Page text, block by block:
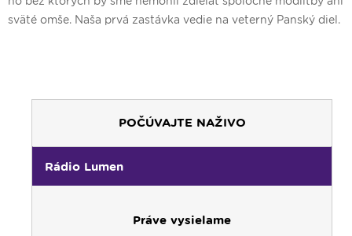
sväté omše. Naša prvá zastávka vedie na veterný Panský diel.
POČÚVAJTE NAŽIVO
Rádio Lumen
Práve vysielame